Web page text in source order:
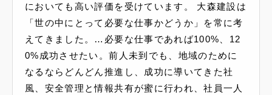
においても高い評価を受けています。 大森建設は
「世の中にとって必要な仕事かどうか」を常に考
えてきました。…必要な仕事であれば100%、12
0%成功させたい。前人未到でも、地域のために
なるならどんどん推進し、成功に導いてきた社
風、安全管理と情報共有が蜜に行われ、社員一人